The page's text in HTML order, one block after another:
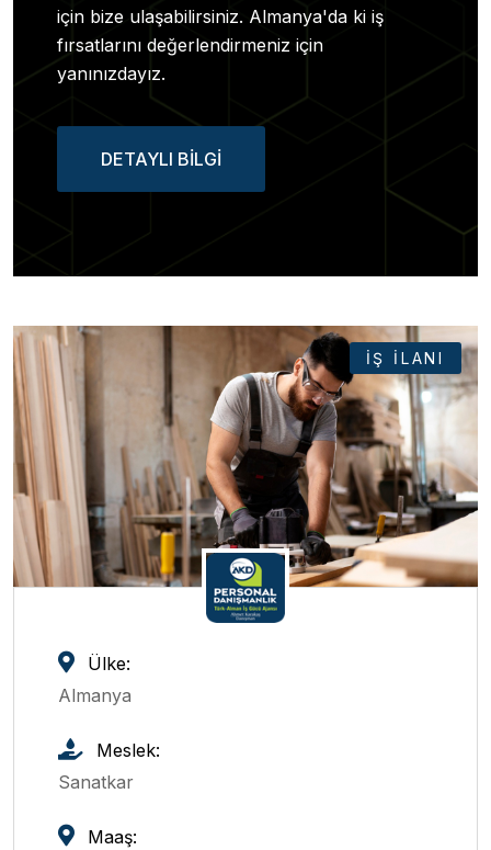
için bize ulaşabilirsiniz. Almanya'da ki iş
fırsatlarını değerlendirmeniz için
yanınızdayız.
DETAYLI BİLGİ
İŞ İLANI
Ülke:
Almanya
Meslek:
Sanatkar
Maaş: